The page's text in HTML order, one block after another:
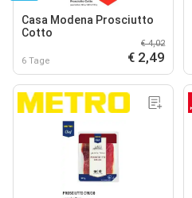
Casa Modena Prosciutto
Cotto
6 Tage
€ 4,02
€ 2,49